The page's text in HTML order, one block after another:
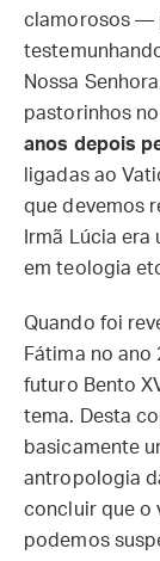
clamorosos —
Nossa
pastorinhos
anos depois
ligadas ao
que devemos
Irmã Lúcia
em teologia
Quando foi
Fátima no ano
futuro Bento
tema. Desta
basicamente
antropologia
concluir que o
podemos